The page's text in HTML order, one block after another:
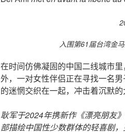
入围第61届台湾金
在时间仿佛凝固的中国二线城市
外，一对女性伴侣正在寻找一名
的迷惘交织在一起，冲击着沉默
耿军于2024年携新作《漂亮朋友
部描绘中国性少数群体的轻喜剧